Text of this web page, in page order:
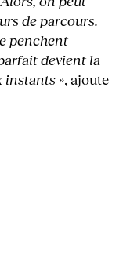
de parcours.
penchent
devient la
instants », ajoute